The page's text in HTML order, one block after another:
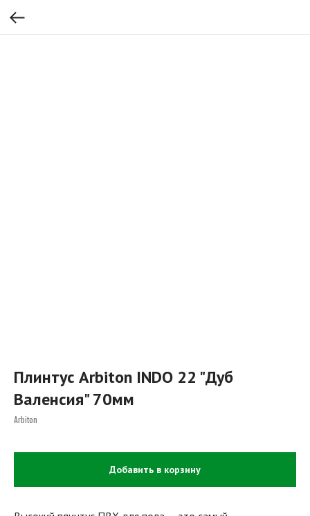
Плинтус Arbiton INDO 22 "Дуб
Валенсия" 70мм
Arbiton
Добавить в корзину